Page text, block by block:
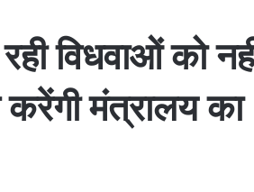
विधवाओं को
मंत्रालय का